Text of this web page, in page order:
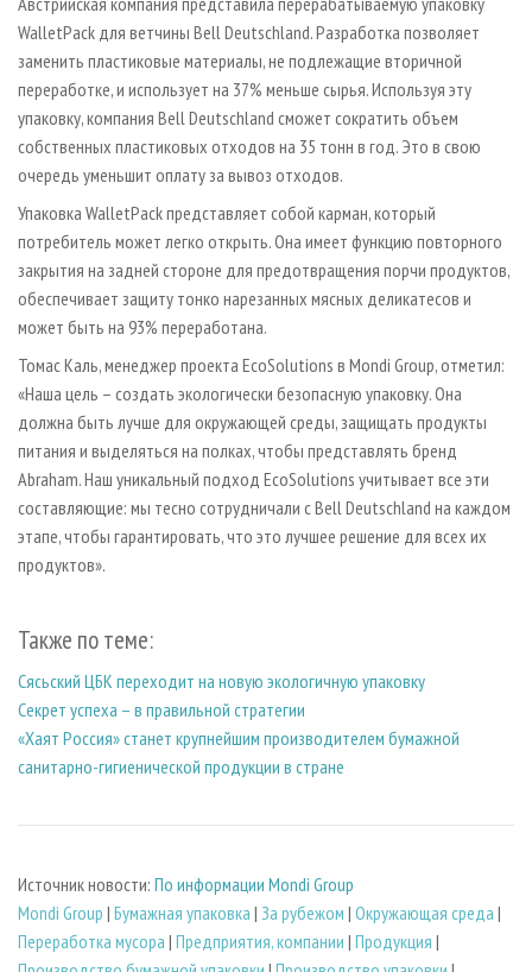
ПРОИЗВОДСТВО ДРЕВЕСНЫХ ПЛИТ
ДЕРЕВЯННОЕ ДОМОСТРОЕНИЕ
ПРОИЗВОДСТВО МЕБЕЛИ
БИОЭНЕРГЕТИКА
ЦБП
ИНСТРУМЕНТ И МАТЕРИАЛЫ
МОБИЛЬНЫЕ ВЫСТАВКИ
ПРИОРИТЕТНЫЕ ИНВЕСТПРОЕКТЫ
RUSSIAN FORESTRY REVIEW
ГАЗЕТА ЛЕСПРОМФОРУМ
БИБЛИОТЕКА СПЕЦИАЛИСТА
РЕКЛАМА НА САЙТЕ
WalletPack для ветчины Bell Deutschland. Разработка позволяет
заменить пластиковые материалы, не подлежащие вторичной
переработке, и использует на 37% меньше сырья. Используя эту
упаковку, компания Bell Deutschland сможет сократить объем
собственных пластиковых отходов на 35 тонн в год. Это в свою
очередь уменьшит оплату за вывоз отходов.
Упаковка WalletPack представляет собой карман, который
потребитель может легко открыть. Она имеет функцию повторного
закрытия на задней стороне для предотвращения порчи продуктов,
обеспечивает защиту тонко нарезанных мясных деликатесов и
может быть на 93% переработана.
Томас Каль, менеджер проекта EcoSolutions в Mondi Group, отметил:
«Наша цель – создать экологически безопасную упаковку. Она
должна быть лучше для окружающей среды, защищать продукты
питания и выделяться на полках, чтобы представлять бренд
Abraham. Наш уникальный подход EcoSolutions учитывает все эти
составляющие: мы тесно сотрудничали с Bell Deutschland на каждом
этапе, чтобы гарантировать, что это лучшее решение для всех их
продуктов».
Также по теме:
Сясьский ЦБК переходит на новую экологичную упаковку
Секрет успеха – в правильной стратегии
«Хаят Россия» станет крупнейшим производителем бумажной
санитарно-гигиенической продукции в стране
Источник новости: По информации Mondi Group
Mondi Group | Бумажная упаковка | За рубежом | Окружающая среда |
Переработка мусора | Предприятия, компании | Продукция |